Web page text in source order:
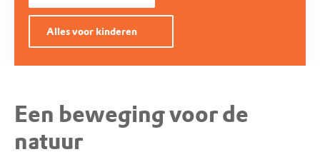
Alles voor kinderen
Een beweging voor de
natuur